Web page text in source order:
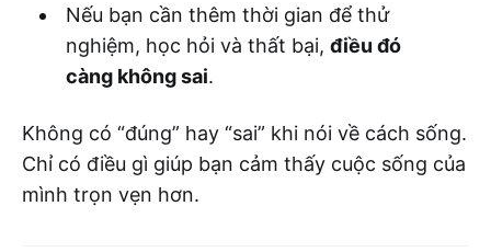
Nếu bạn cần thêm thời gian để thử
nghiệm, học hỏi và thất bại, điều đó
càng không sai.
Không có “đúng” hay “sai” khi nói về cách sống.
Chỉ có điều gì giúp bạn cảm thấy cuộc sống của
mình trọn vẹn hơn.